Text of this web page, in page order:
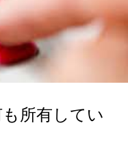
も所有してい